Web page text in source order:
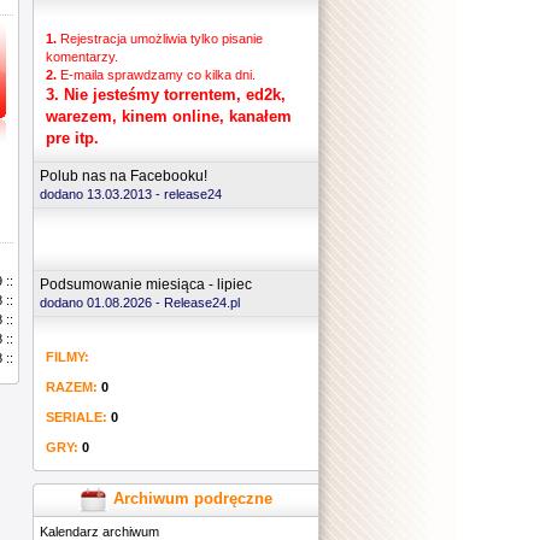
1. Rejestracja umożliwia tylko pisanie
komentarzy.
2. E-maila sprawdzamy co kilka dni.
3. Nie jesteśmy torrentem, ed2k,
warezem, kinem online, kanałem
pre itp.
Polub nas na Facebooku!
dodano 13.03.2013 - release24
Podsumowanie miesiąca - lipiec
dodano 01.08.2026 - Release24.pl
FILMY:
RAZEM: 0
SERIALE: 0
GRY: 0
Archiwum podręczne
Kalendarz archiwum
::
::
::
::
::